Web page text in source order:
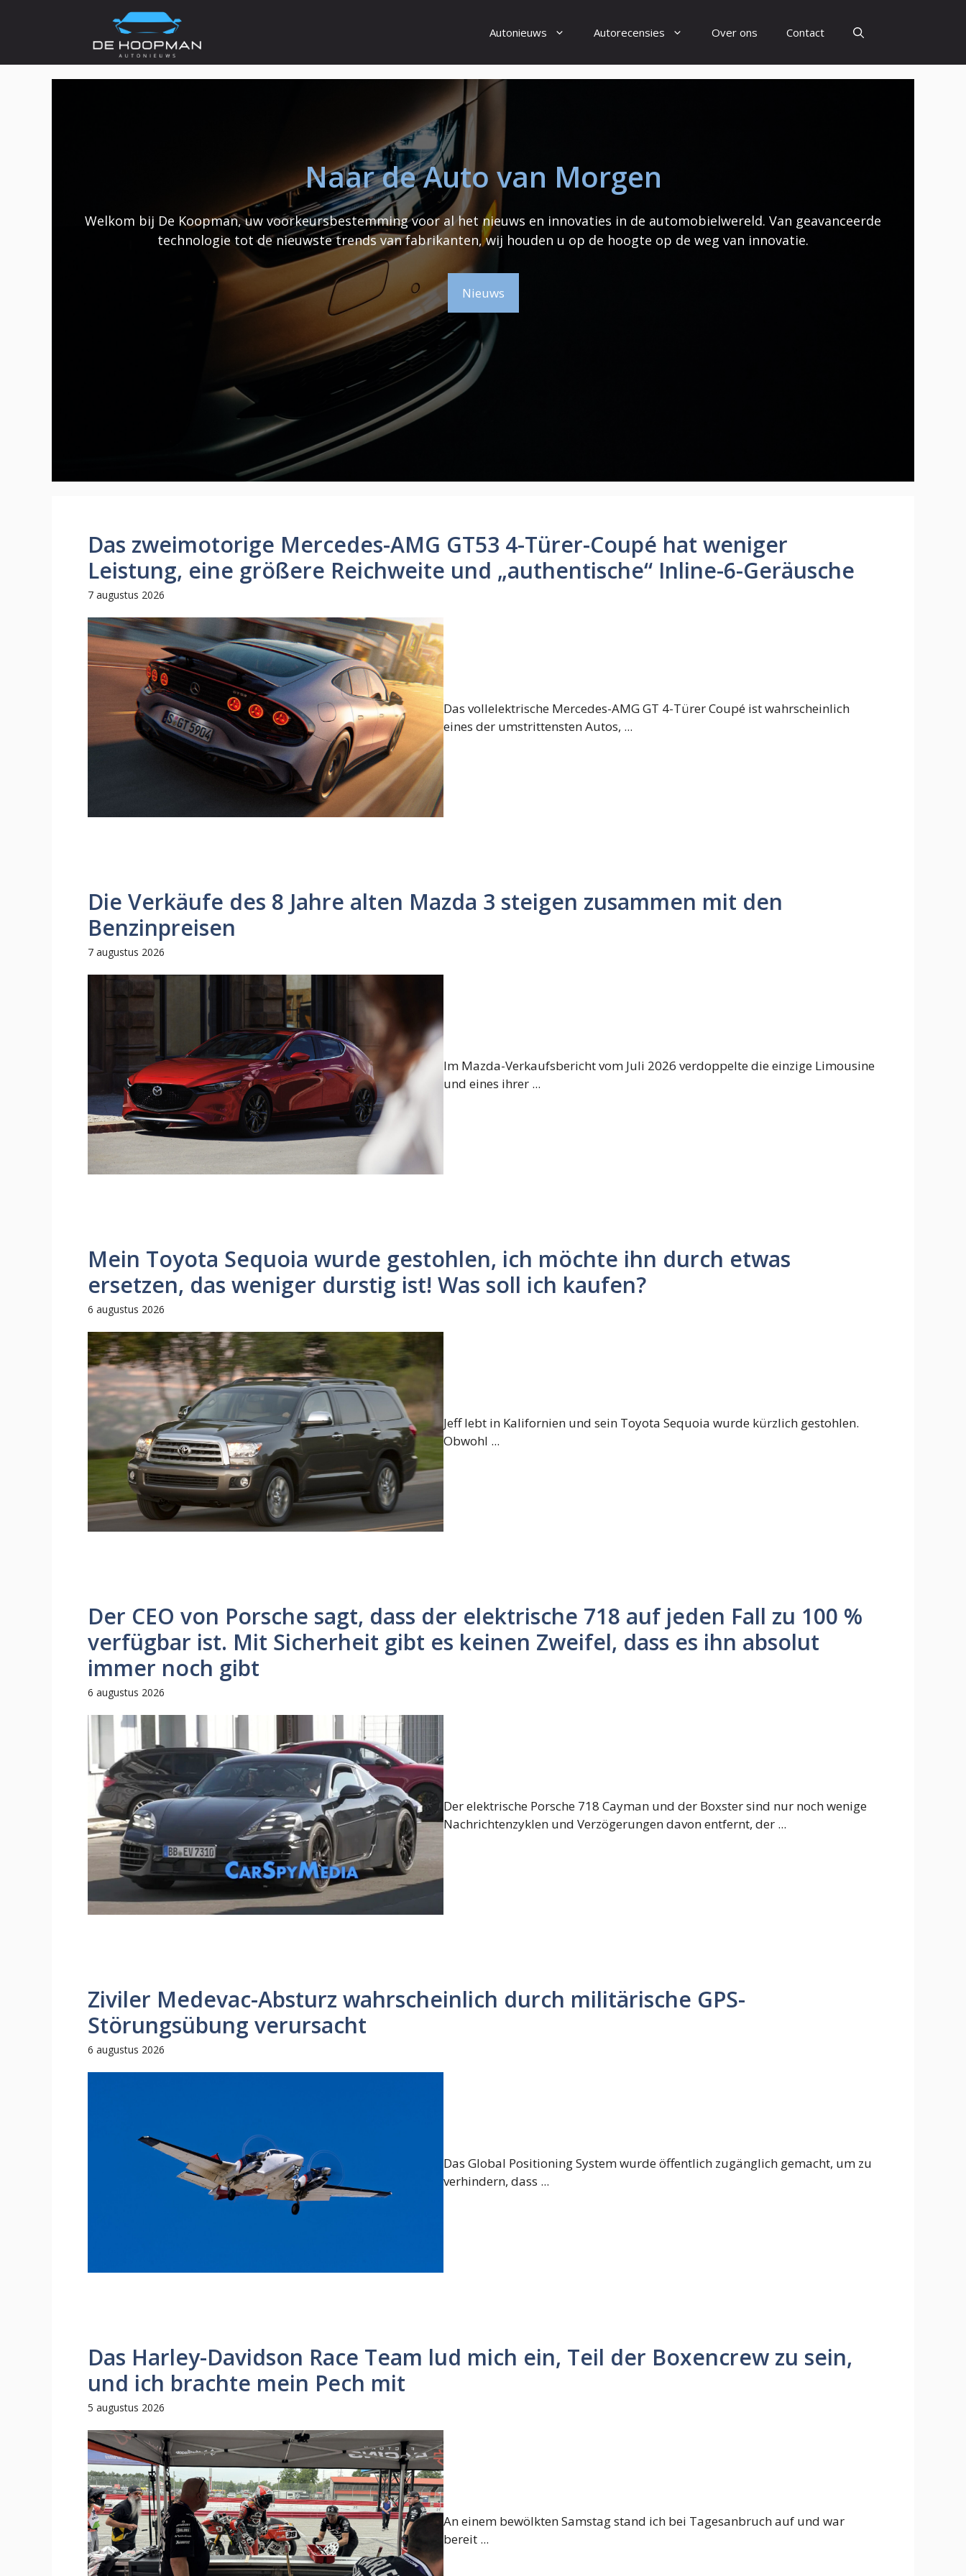
inhoud
Autonieuws Autorecensies Over ons Contact
Naar de Auto van Morgen
Welkom bij De Koopman, uw voorkeursbestemming voor al het nieuws en innovaties in de automobielwereld. Van geavanceerde
technologie tot de nieuwste trends van fabrikanten, wij houden u op de hoogte op de weg van innovatie.
Nieuws
Das zweimotorige Mercedes-AMG GT53 4-Türer-Coupé hat weniger
Leistung, eine größere Reichweite und „authentische“ Inline-6-Geräusche
7 augustus 2026
Das vollelektrische Mercedes-AMG GT 4-Türer Coupé ist wahrscheinlich
eines der umstrittensten Autos, ...
Die Verkäufe des 8 Jahre alten Mazda 3 steigen zusammen mit den
Benzinpreisen
7 augustus 2026
Im Mazda-Verkaufsbericht vom Juli 2026 verdoppelte die einzige Limousine
und eines ihrer ...
Mein Toyota Sequoia wurde gestohlen, ich möchte ihn durch etwas
ersetzen, das weniger durstig ist! Was soll ich kaufen?
6 augustus 2026
Jeff lebt in Kalifornien und sein Toyota Sequoia wurde kürzlich gestohlen.
Obwohl ...
Der CEO von Porsche sagt, dass der elektrische 718 auf jeden Fall zu 100 %
verfügbar ist. Mit Sicherheit gibt es keinen Zweifel, dass es ihn absolut
immer noch gibt
6 augustus 2026
Der elektrische Porsche 718 Cayman und der Boxster sind nur noch wenige
Nachrichtenzyklen und Verzögerungen davon entfernt, der ...
Ziviler Medevac-Absturz wahrscheinlich durch militärische GPS-
Störungsübung verursacht
6 augustus 2026
Das Global Positioning System wurde öffentlich zugänglich gemacht, um zu
verhindern, dass ...
Das Harley-Davidson Race Team lud mich ein, Teil der Boxencrew zu sein,
und ich brachte mein Pech mit
5 augustus 2026
An einem bewölkten Samstag stand ich bei Tagesanbruch auf und war
bereit ...